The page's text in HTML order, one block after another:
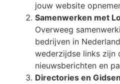
jouw website
Samenwerken met
Overweeg
bedrijven in
wederzijdse links zijn
nieuwsberichten en
Directories en Gidsen